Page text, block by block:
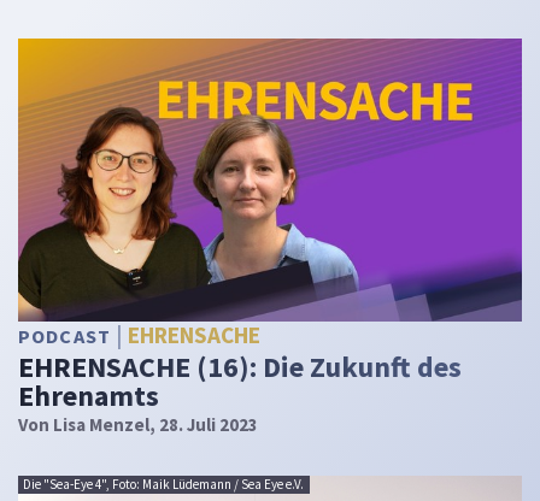
PODCAST EHRENSACHE
EHRENSACHE (16): Die Zukunft des
Ehrenamts
Von Lisa Menzel, 28. Juli 2023
Die "Sea-Eye 4", Foto: Maik Lüdemann / Sea Eye e.V.